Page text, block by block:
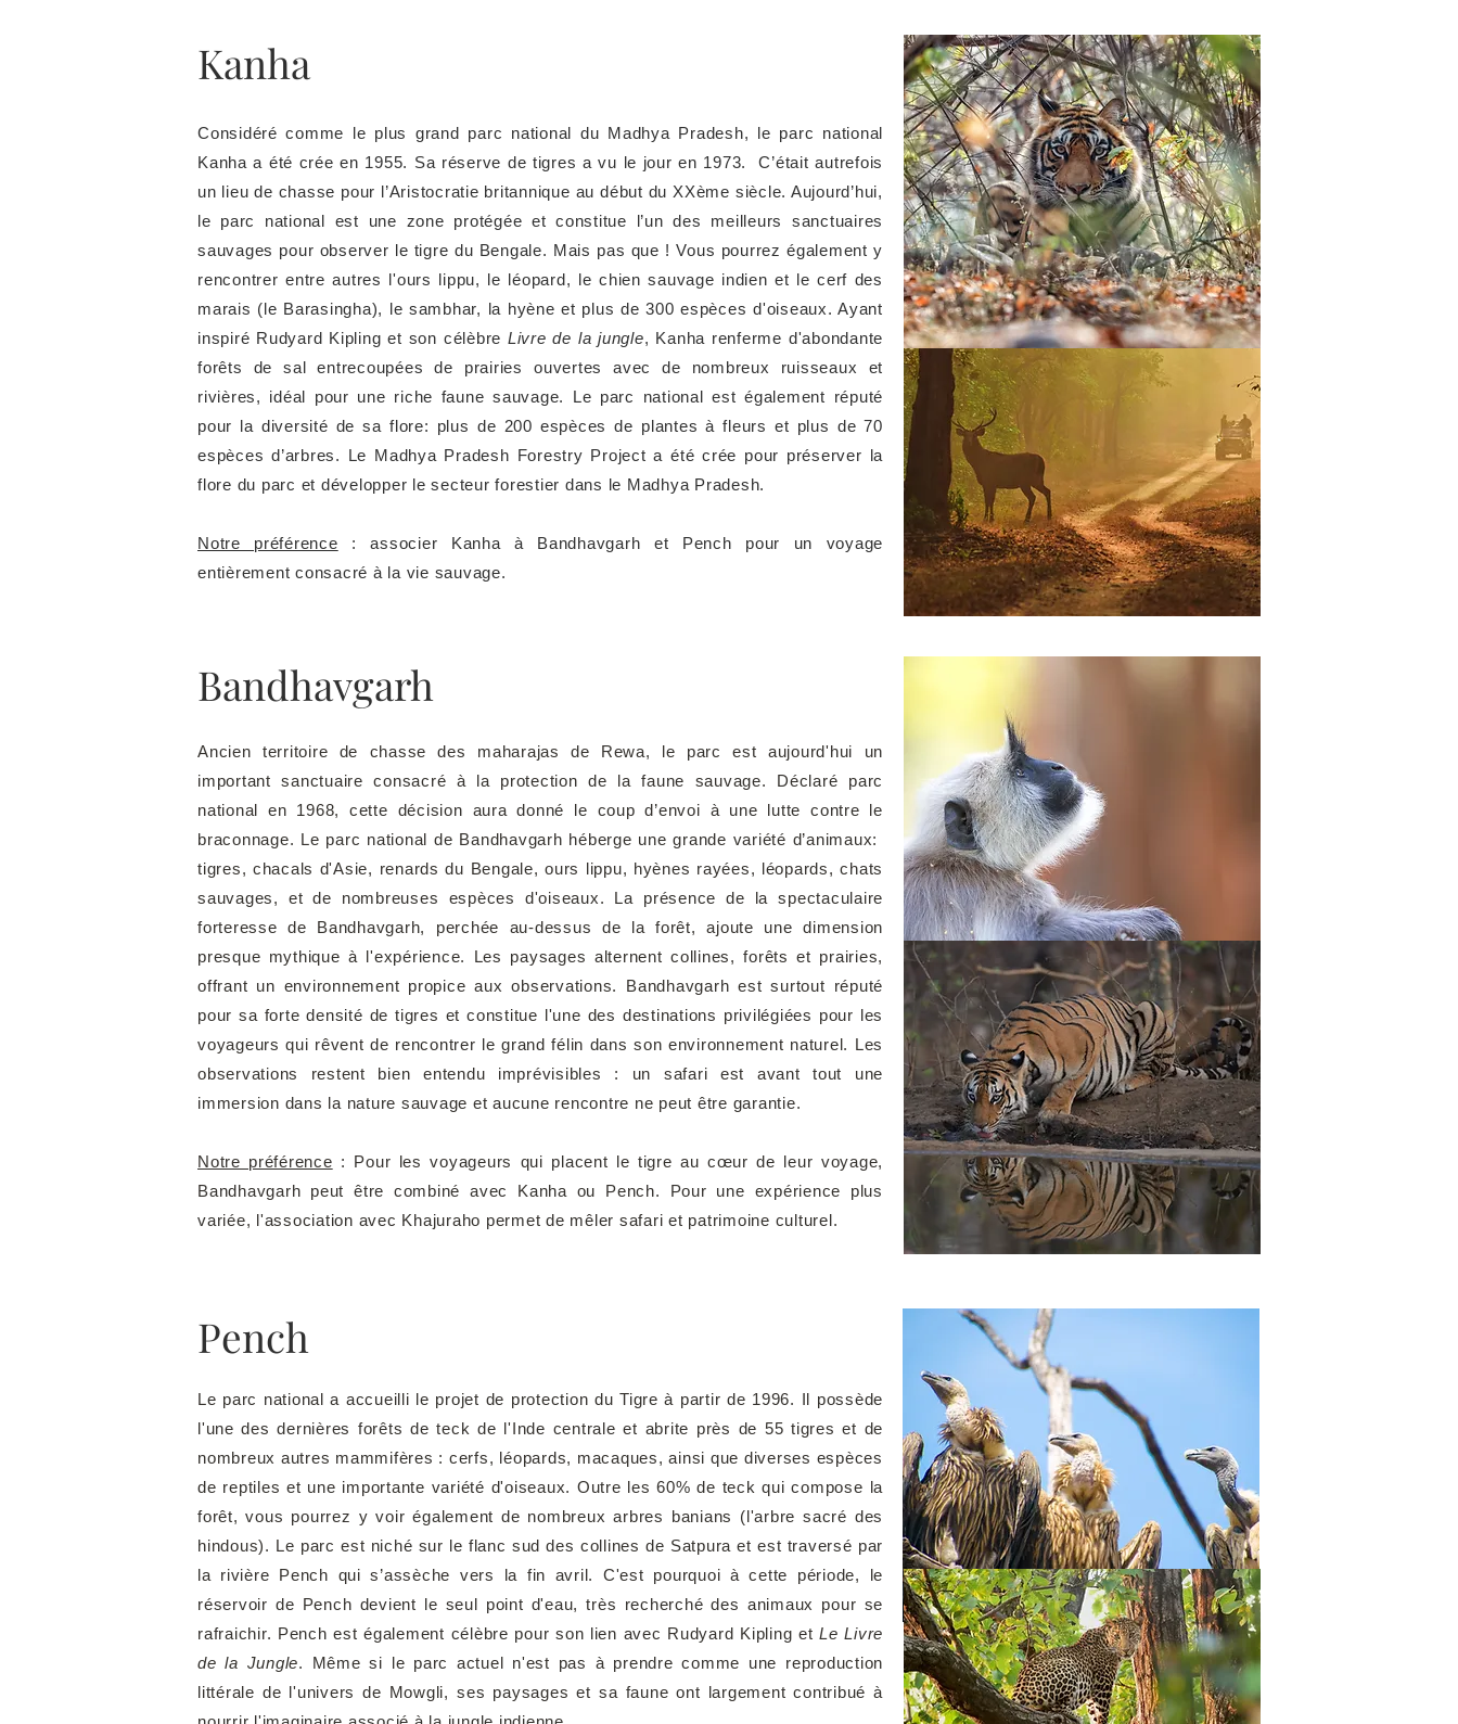
Kanha
Considéré comme le plus grand parc national du Madhya Pradesh, le parc national
Kanha a été crée en 1955. Sa réserve de tigres a vu le jour en 1973. C’était autrefois
un lieu de chasse pour l’Aristocratie britannique au début du XXème siècle. Aujourd’hui,
le parc national est une zone protégée et constitue l’un des meilleurs sanctuaires
sauvages pour observer le tigre du Bengale. Mais pas que ! Vous pourrez également y
rencontrer entre autres l'ours lippu, le léopard, le chien sauvage indien et le cerf des
marais (le Barasingha), le sambhar, la hyène et plus de 300 espèces d'oiseaux. Ayant
inspiré Rudyard Kipling et son célèbre Livre de la jungle, Kanha renferme d'abondante
forêts de sal entrecoupées de prairies ouvertes avec de nombreux ruisseaux et
rivières, idéal pour une riche faune sauvage. Le parc national est également réputé
pour la diversité de sa flore: plus de 200 espèces de plantes à fleurs et plus de 70
espèces d’arbres. Le Madhya Pradesh Forestry Project a été crée pour préserver la
flore du parc et développer le secteur forestier dans le Madhya Pradesh.
Notre préférence : associer Kanha à Bandhavgarh et Pench pour un voyage
entièrement consacré à la vie sauvage.
Bandhavgarh
Ancien territoire de chasse des maharajas de Rewa, le parc est aujourd'hui un
important sanctuaire consacré à la protection de la faune sauvage. Déclaré parc
national en 1968, cette décision aura donné le coup d’envoi à une lutte contre le
braconnage. Le parc national de Bandhavgarh héberge une grande variété d’animaux:
tigres, chacals d'Asie, renards du Bengale, ours lippu, hyènes rayées, léopards, chats
sauvages, et de nombreuses espèces d'oiseaux. La présence de la spectaculaire
forteresse de Bandhavgarh, perchée au-dessus de la forêt, ajoute une dimension
presque mythique à l'expérience. Les paysages alternent collines, forêts et prairies,
offrant un environnement propice aux observations. Bandhavgarh est surtout réputé
pour sa forte densité de tigres et constitue l'une des destinations privilégiées pour les
voyageurs qui rêvent de rencontrer le grand félin dans son environnement naturel. Les
observations restent bien entendu imprévisibles : un safari est avant tout une
immersion dans la nature sauvage et aucune rencontre ne peut être garantie.
Notre préférence : Pour les voyageurs qui placent le tigre au cœur de leur voyage,
Bandhavgarh peut être combiné avec Kanha ou Pench. Pour une expérience plus
variée, l'association avec Khajuraho permet de mêler safari et patrimoine culturel.
Pench
Le parc national a accueilli le projet de protection du Tigre à partir de 1996. Il possède
l'une des dernières forêts de teck de l'Inde centrale et abrite près de 55 tigres et de
nombreux autres mammifères : cerfs, léopards, macaques, ainsi que diverses espèces
de reptiles et une importante variété d'oiseaux. Outre les 60% de teck qui compose la
forêt, vous pourrez y voir également de nombreux arbres banians (l'arbre sacré des
hindous). Le parc est niché sur le flanc sud des collines de Satpura et est traversé par
la rivière Pench qui s’assèche vers la fin avril. C'est pourquoi à cette période, le
réservoir de Pench devient le seul point d'eau, très recherché des animaux pour se
rafraichir. Pench est également célèbre pour son lien avec Rudyard Kipling etLe Livre
de la Jungle. Même si le parc actuel n'est pas à prendre comme une reproduction
littérale de l'univers de Mowgli, ses paysages et sa faune ont largement contribué à